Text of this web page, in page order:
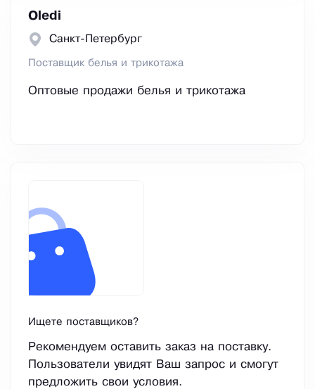
Oledi
Санкт-Петербург
Поставщик белья и трикотажа
Оптовые продажи белья и трикотажа
Ищете поставщиков?
Рекомендуем оставить заказ на поставку.
Пользователи увидят Ваш запрос и смогут
предложить свои условия.